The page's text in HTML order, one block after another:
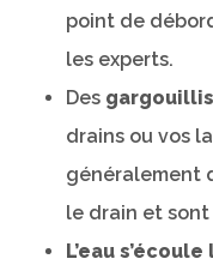
point de
les experts.
Des gargouillis
drains ou vos
généralement
le drain et
L’eau